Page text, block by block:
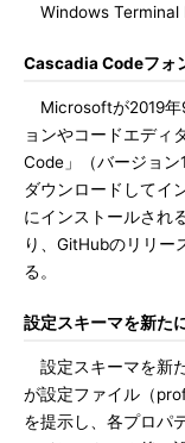
Windows Terminal
Cascadia Codeフォ
Microsoftが2019年
ョンやコードエディ
Code」（バージョ
ダウンロードしてイ
にインストールされ
り、GitHubのリリー
る。
設定スキーマを新た
設定スキーマを新
が設定ファイル（
を提示し、各プロパ